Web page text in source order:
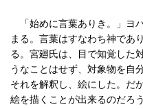
「始めに言葉ありき。」ヨ
まる。言葉はすなわち神であ
る。宮廻氏は、目で知覚した
うなことはせず、対象物を自
それを解釈し、絵にした。だ
絵を描くことが出来るのだろ